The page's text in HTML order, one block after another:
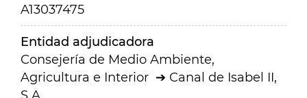
A13037475
Entidad adjudicadora
Consejería de Medio Ambiente,
Agricultura e Interior
Canal de Isabel II,